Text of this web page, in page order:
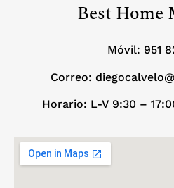
Best Home
Móvil: 951
Correo:
Horario: L-V 9:30 –